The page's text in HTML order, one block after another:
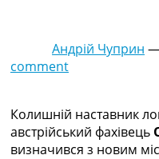
Логін
Рейтінги
Турніри
Чемпіонат
Україна.
Андрій Чуприн
comment
Колишній наставник
австрійський фахівець
визначився з новим